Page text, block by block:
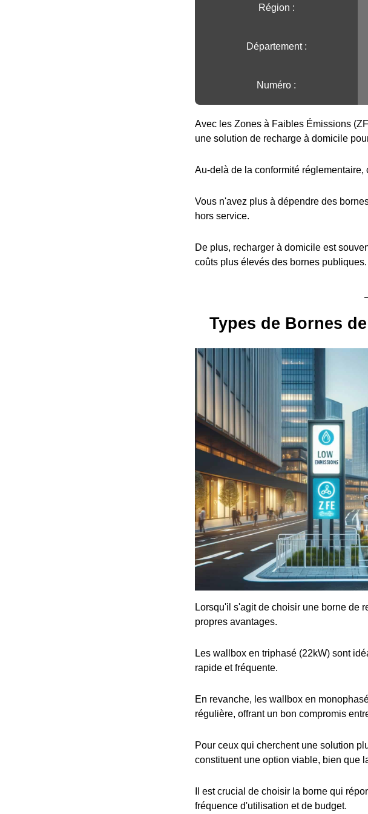
Région :️
Département :
Numéro :
Avec les Zones à Faibles Émissions
une solution de recharge à domicile
Au-delà de la conformité
Vous n'avez plus à dépendre des
hors service.
De plus, recharger à domicile est
coûts plus élevés des bornes publiques.
Types de Bornes
Lorsqu'il s'agit de choisir une borne de
propres avantages.
Les wallbox en triphasé (22kW) sont
rapide et fréquente.
En revanche, les wallbox en
régulière, offrant un bon compromis
Pour ceux qui cherchent une solution
constituent une option viable, bien que
Il est crucial de choisir la borne qui
fréquence d'utilisation et de budget.